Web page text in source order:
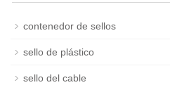
contenedor de sellos
sello de plástico
sello del cable